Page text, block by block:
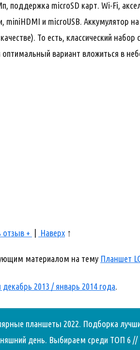
microSD карт. Wi-Fi,
и microUSB. Аккумулятор
То есть, классический
вариант вложиться в
отзыв + Наверх ↑
материалом на тему Планшет
2013 / январь 2014 года.
планшеты 2022. Подборка
день. Выбираем среди ТОП 6